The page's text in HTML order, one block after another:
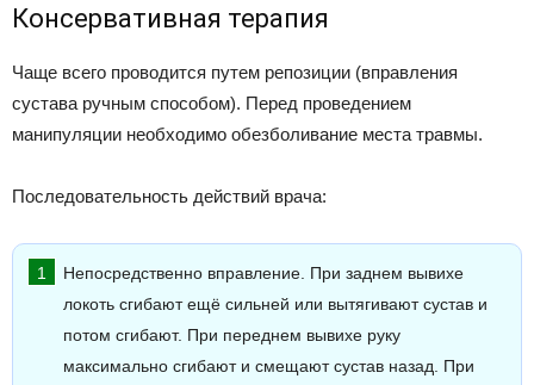
Консервативная терапия
Чаще всего проводится путем репозиции (вправления
сустава ручным способом). Перед проведением
манипуляции необходимо обезболивание места травмы.
Последовательность действий врача:
Непосредственно вправление. При заднем вывихе
локоть сгибают ещё сильней или вытягивают сустав и
потом сгибают. При переднем вывихе руку
максимально сгибают и смещают сустав назад. При